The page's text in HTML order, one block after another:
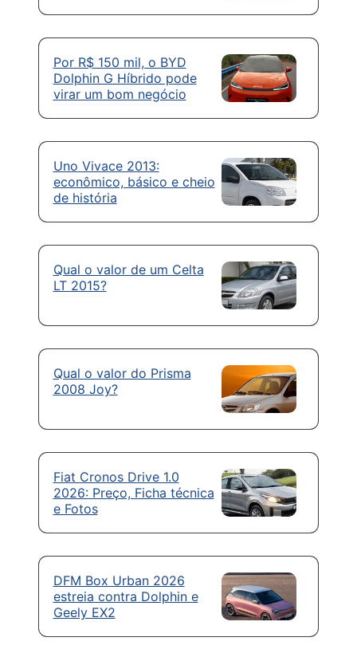
Por R$ 150 mil, o BYD
Dolphin G Híbrido pode
virar um bom negócio
Uno Vivace 2013:
econômico, básico e cheio
de história
Qual o valor de um Celta
LT 2015?
Qual o valor do Prisma
2008 Joy?
Fiat Cronos Drive 1.0
2026: Preço, Ficha técnica
e Fotos
DFM Box Urban 2026
estreia contra Dolphin e
Geely EX2